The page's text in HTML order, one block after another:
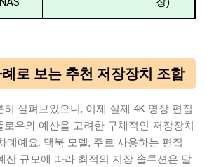
로 보는 추천 저장장치 조합
살펴보았으니, 이제 실제 4K 영상 편집
우와 예산을 고려한 구체적인 저장장치
례예요. 맥북 모델, 주로 사용하는 편집
산 규모에 따라 최적의 저장 솔루션은 달